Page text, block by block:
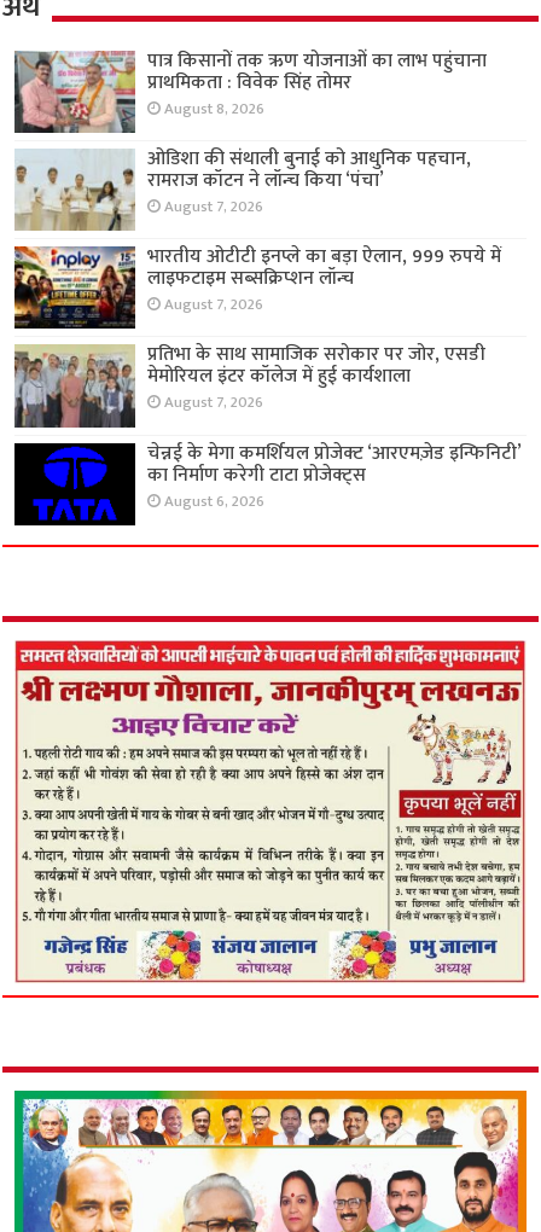
पात्र किसानों तक ऋण योजनाओं का लाभ पहुंचाना
प्राथमिकता : विवेक सिंह तोमर
August 8, 2026
ओडिशा की संथाली बुनाई को आधुनिक पहचान,
रामराज कॉटन ने लॉन्च किया ‘पंचा’
August 7, 2026
भारतीय ओटीटी इनप्ले का बड़ा ऐलान, 999 रुपये में
लाइफटाइम सब्सक्रिप्शन लॉन्च
August 7, 2026
प्रतिभा के साथ सामाजिक सरोकार पर जोर, एसडी
मेमोरियल इंटर कॉलेज में हुई कार्यशाला
August 7, 2026
चेन्नई के मेगा कमर्शियल प्रोजेक्ट ‘आरएमज़ेड इन्फिनिटी’
का निर्माण करेगी टाटा प्रोजेक्ट्स
August 6, 2026